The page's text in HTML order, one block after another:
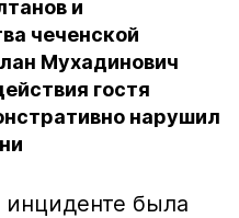
и
чеченской
Мухадинович
гостя
нарушил
была